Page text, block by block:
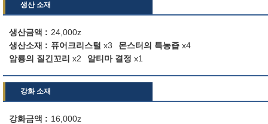
생산 소재
생산금액
24,000z
생산소재
퓨어크리스털 x3 몬스터의 특농즙 x4
암룡의 질긴꼬리 x2 알티마 결정 x1
강화 소재
강화금액
16,000z